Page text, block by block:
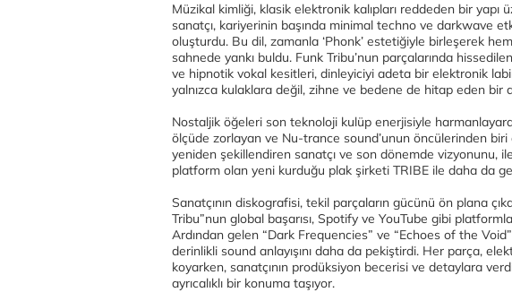
Müzikal kimliği, klasik elektronik kalıpları reddeden bir
sanatçı, kariyerinin başında minimal techno ve darkwave
oluşturdu. Bu dil, zamanla ‘Phonk’ estetiğiyle birleşerek
sahnede yankı buldu. Funk Tribu’nun parçalarında
ve hipnotik vokal kesitleri, dinleyiciyi adeta bir elektronik
yalnızca kulaklara değil, zihne ve bedene de hitap eden bir
Nostaljik öğeleri son teknoloji kulüp enerjisiyle
ölçüde zorlayan ve Nu-trance sound’unun öncülerinden
yeniden şekillendiren sanatçı ve son dönemde vizyonunu,
platform olan yeni kurduğu plak şirketi TRIBE ile daha da
Sanatçının diskografisi, tekil parçaların gücünü ön plana
Tribu”nun global başarısı, Spotify ve YouTube gibi
Ardından gelen “Dark Frequencies” ve “Echoes of the
derinlikli sound anlayışını daha da pekiştirdi. Her parça,
koyarken, sanatçının prodüksiyon becerisi ve detaylara
ayrıcalıklı bir konuma taşıyor.